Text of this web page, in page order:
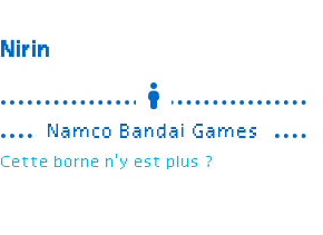
Nirin
Namco Bandai Games
Cette borne n'y est plus ?